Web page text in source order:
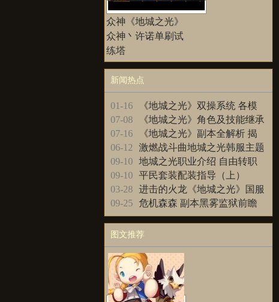
众神《地城之光》
众神丶许诺单刷试
练塔
新闻热点
更多>>
01-16
《地城之光》双操系统 各模
式一网打尽
07-08
《地城之光》角色及技能继承
介绍
07-16
《地城之光》副本全解析 揭
秘次元地下城
06-12
激燃战斗曲地城之光韩服主题
曲 I am the striker走红
09-10 地城之光职业介绍 自由转职
技能传承是亮点
09-10 平民套装配装指导（上）
03-28
进击的火龙《地城之光》国服
大神深入面对面
09-25 危机森森 副本黑雾监狱前瞻
图文推荐
更多>>